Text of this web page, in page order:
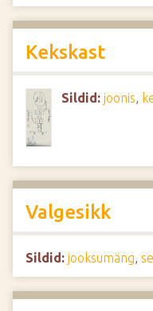
Kekskast
Sildid: joonis,
Valgesikk
Sildid: jooksumäng,